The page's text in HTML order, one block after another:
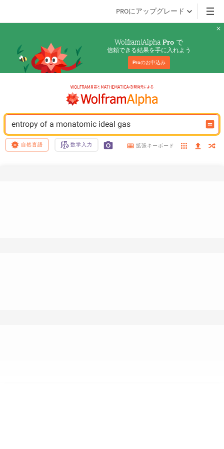
PROにアップグレード
Wolfram|Alpha Pro で
信頼できる結果を手に入れよう
Proのお申込み
entropy of a monatomic ideal gas
自然言語 数学入力 拡張キーボード